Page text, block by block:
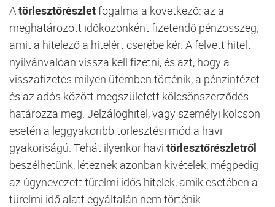
Atörlesztőrészletfogalma a következő: az a
meghatározott időközönként fizetendő pénzösszeg,
amit a hitelező a hitelért cserébe kér. A felvett hitelt
nyilvánvalóan vissza kell fizetni, és azt, hogy a
visszafizetés milyen ütemben történik, a pénzintézet
és az adós között megszületett kölcsönszerződés
határozza meg. Jelzáloghitel, vagy személyi kölcsön
esetén a leggyakoribb törlesztési mód a havi
gyakoriságú. Tehát ilyenkor havi törlesztőrészletről
beszélhetünk, léteznek azonban kivételek, mégpedig
az úgynevezett türelmi idős hitelek, amik esetében a
türelmi idő alatt egyáltalán nem történik